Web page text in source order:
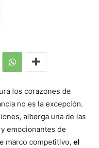
los corazones de
no es la excepción.
alberga una de las
emocionantes de
marco competitivo, el